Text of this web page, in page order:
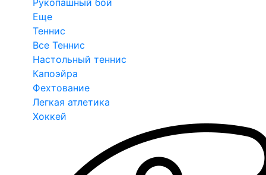
Рукопашный бой
Еще
Теннис
Все Теннис
Настольный теннис
Капоэйра
Фехтование
Легкая атлетика
Хоккей